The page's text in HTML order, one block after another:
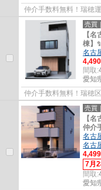
仲介手数料無料！瑞穂
売買
【
棟】
名古
間取:
愛知
仲介手数料無料！瑞穂
売買
【
仲介
名古
名古
7月
間取:
愛知